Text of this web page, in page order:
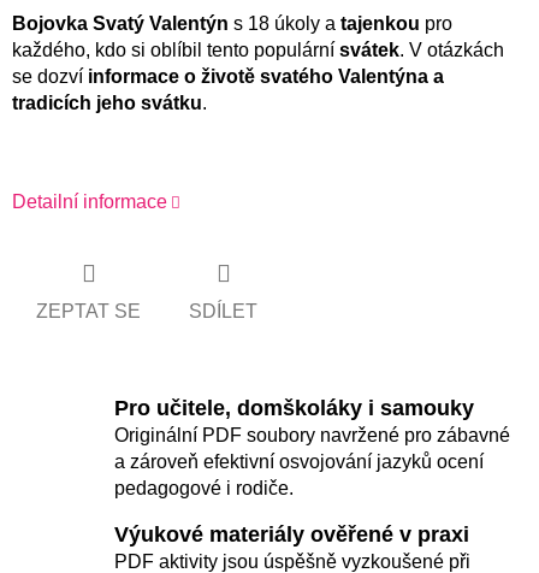
Bojovka Svatý Valentýn s 18 úkoly a tajenkou pro
každého, kdo si oblíbil tento populární svátek. V otázkách
se dozví informace o životě svatého Valentýna a
tradicích jeho svátku.
Detailní informace
ZEPTAT SE SDÍLET
Pro učitele, domškoláky i samouky
Originální PDF soubory navržené pro zábavné
a zároveň efektivní osvojování jazyků ocení
pedagogové i rodiče.
Výukové materiály ověřené v praxi
PDF aktivity jsou úspěšně vyzkoušené při